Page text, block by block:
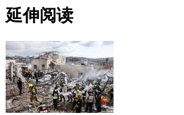
延伸阅读